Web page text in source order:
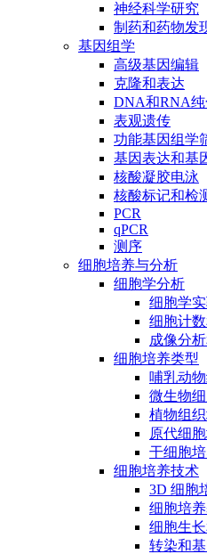
神经科学研究
制药和药物发
基因组学
高级基因编辑
克隆和表达
DNA和RNA
表观遗传
功能基因组学
基因表达和基
核酸凝胶电泳
核酸标记和检
PCR
qPCR
测序
细胞培养与分析
细胞学分析
细胞学
细胞计
成像分
细胞培养类型
哺乳动
微生物
植物组
原代细
干细胞
细胞培养技术
3D 细胞
细胞培
细胞生
转染和